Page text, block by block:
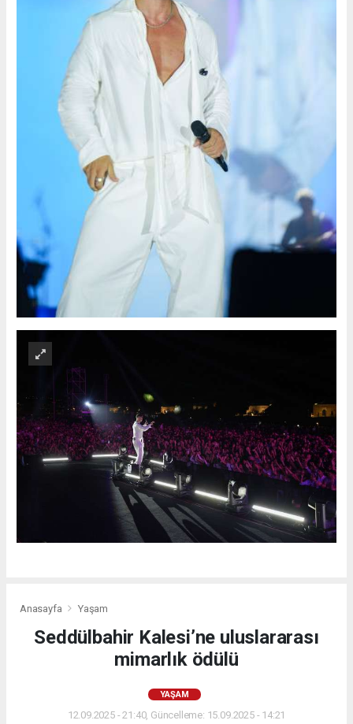
Anasayfa Yaşam
Seddülbahir Kalesi’ne uluslararası
mimarlık ödülü
YAŞAM
12.09.2025 - 21:40, Güncelleme: 15.09.2025 - 14:21